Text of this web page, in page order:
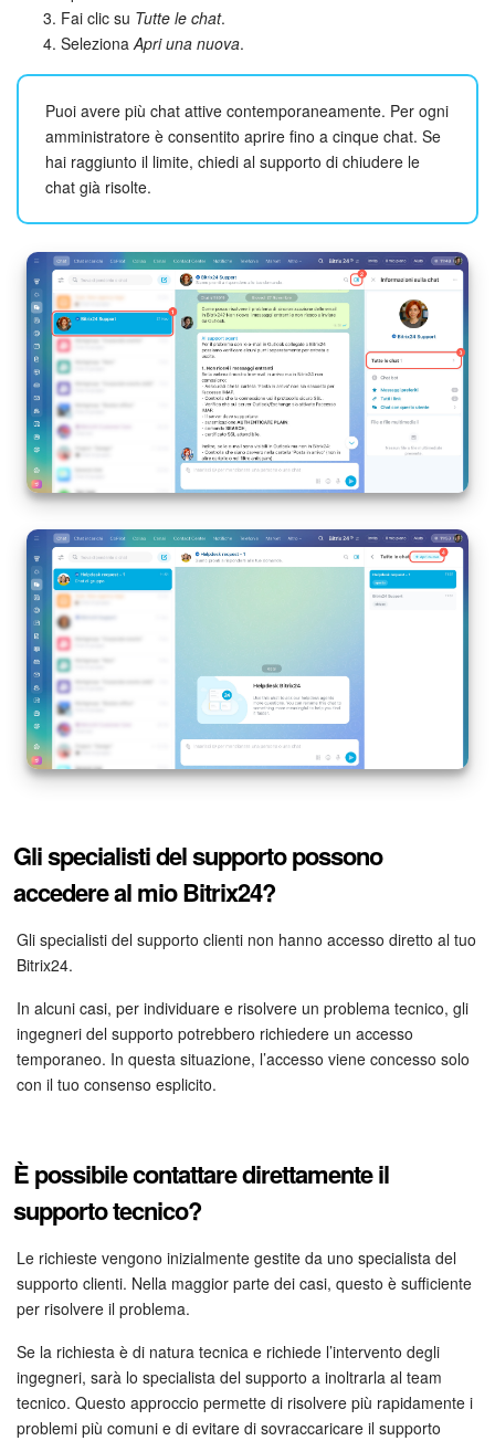
Fai clic su Tutte le chat.
SelezionaApri una nuova.
Puoi avere più chat attive contemporaneamente. Per ogni
amministratore è consentito aprire fino a cinque chat. Se
hai raggiunto il limite, chiedi al supporto di chiudere le
chat già risolte.
Gli specialisti del supporto possono
accedere al mio Bitrix24?
Gli specialisti del supporto clienti non hanno accesso diretto al tuo
Bitrix24.
In alcuni casi, per individuare e risolvere un problema tecnico, gli
ingegneri del supporto potrebbero richiedere un accesso
temporaneo. In questa situazione, l’accesso viene concesso solo
con il tuo consenso esplicito.
È possibile contattare direttamente il
supporto tecnico?
Le richieste vengono inizialmente gestite da uno specialista del
supporto clienti. Nella maggior parte dei casi, questo è sufficiente
per risolvere il problema.
Se la richiesta è di natura tecnica e richiede l’intervento degli
ingegneri, sarà lo specialista del supporto a inoltrarla al team
tecnico. Questo approccio permette di risolvere più rapidamente i
problemi più comuni e di evitare di sovraccaricare il supporto